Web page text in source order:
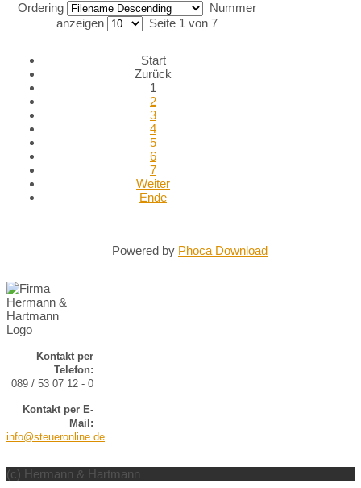
Kontakt per
Telefon:
089 / 53 07 12 - 0
Kontakt per E-
Mail:
info@steueronline.de
Ordering
Nummer
anzeigen
Seite 1 von 7
Start
Zurück
1
2
3
4
5
6
7
Weiter
Ende
Powered by Phoca Download
(c) Hermann & Hartmann